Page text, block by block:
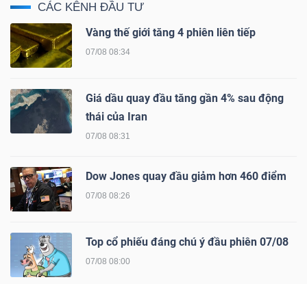
CÁC KÊNH ĐẦU TƯ
Vàng thế giới tăng 4 phiên liên tiếp
07/08 08:34
Giá dầu quay đầu tăng gần 4% sau động
thái của Iran
07/08 08:31
Dow Jones quay đầu giảm hơn 460 điểm
07/08 08:26
Top cổ phiếu đáng chú ý đầu phiên 07/08
07/08 08:00
SECTOR
NĂNG
LƯỢNG
NGUYÊN
LIỆU